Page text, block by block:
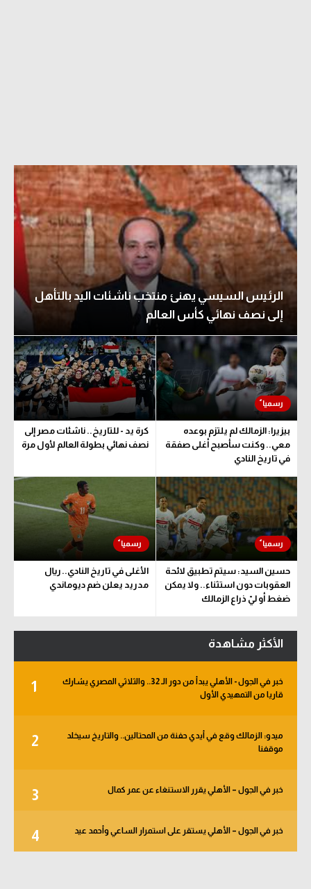
الرئيس السيسي يهنئ منتخب ناشئات اليد بالتأهل
إلى نصف نهائي كأس العالم
بيزيرا: الزمالك لم يلتزم بوعده
معي.. وكنت سأصبح أغلى صفقة
في تاريخ النادي
كرة يد - للتاريخ.. ناشئات مصر إلى
نصف نهائي بطولة العالم لأول مرة
حسين السيد: سيتم تطبيق لائحة
العقوبات دون استثناء.. ولا يمكن
ضغط أو ليّ ذراع الزمالك
الأغلى في تاريخ النادي.. ريال
مدريد يعلن ضم ديوماندي
الأكثر مشاهدة
1
خبر في الجول - الأهلي يبدأ من دور الـ 32.. والثلاثي المصري يشارك
قاريا من التمهيدي الأول
2
ميدو: الزمالك وقع في أيدي حفنة من المحتالين.. والتاريخ سيخلد
موقفنا
3 خبر في الجول – الأهلي يقرر الاستنغاء عن عمر كمال
4 خبر في الجول – الأهلي يستقر على استمرار الساعي وأحمد عيد